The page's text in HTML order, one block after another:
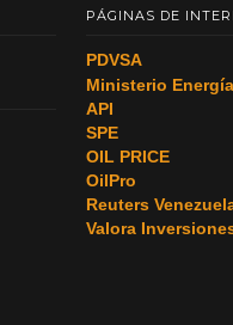
PÁGINAS DE
PDVSA
Ministerio
API
SPE
OIL PRICE
OilPro
Reuters
Valora